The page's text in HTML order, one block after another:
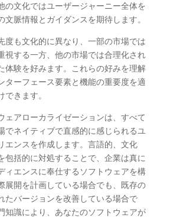
の文化ではユーザージャーニー全体を
文脈情報とガイダンスを期待します。
度も文化的に異なり、一部の市場では
視する一方、他の市場では合理化され
体験を好みます。これらの好みを理解
ターフェース要素と機能の重要度を適
できます。
ェアローカライゼーションは、すべて
でネイティブで直感的に感じられるユ
エンスを作成します。言語的、文化
包括的に対処することで、企業は真に
ィエンスに奉仕するソフトウェアを構
展開を計画している場合でも、既存の
たバージョンを改善している場合で
知識により、あなたのソフトウェアが